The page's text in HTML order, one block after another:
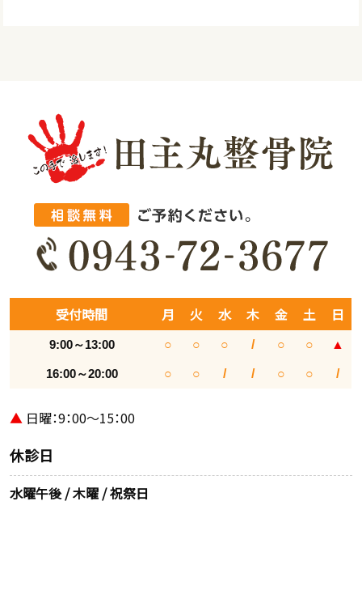
受付時間 月 火 水 木 金 土 日
9:00～13:00 ○ ○ ○ / ○ ○ ▲
16:00～20:00 ○ ○ / / ○ ○ /
▲ 日曜：9：00～15：00
休診日
水曜午後 / 木曜 / 祝祭日